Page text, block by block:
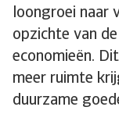
loongroei naar
opzichte van
economieën.
meer ruimte
duurzame